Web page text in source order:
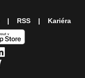
RSS Kariéra